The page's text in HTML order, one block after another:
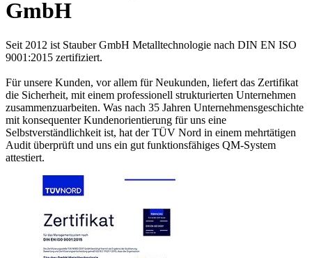
GmbH
Seit 2012 ist Stauber GmbH Metalltechnologie nach DIN EN ISO
9001:2015 zertifiziert.
Für unsere Kunden, vor allem für Neukunden, liefert das Zertifikat
die Sicherheit, mit einem professionell strukturierten Unternehmen
zusammenzuarbeiten. Was nach 35 Jahren Unternehmensgeschichte
mit konsequenter Kundenorientierung für uns eine
Selbstverständlichkeit ist, hat der TÜV Nord in einem mehrtätigen
Audit überprüft und uns ein gut funktionsfähiges QM-System
attestiert.